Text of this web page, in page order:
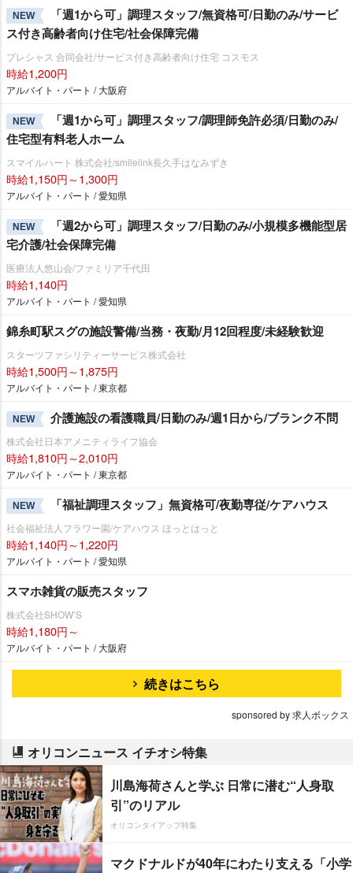
NEW
「週1から可」調理スタッフ/無資格可/日勤のみ/サービ
ス付き高齢者向け住宅/社会保障完備
プレシャス 合同会社/サービス付き高齢者向け住宅 コスモス
時給1,200円
アルバイト・パート / 大阪府
NEW
「週1から可」調理スタッフ/調理師免許必須/日勤のみ/
住宅型有料老人ホーム
スマイルハート 株式会社/smilelink長久手はなみずき
時給1,150円～1,300円
アルバイト・パート / 愛知県
NEW
「週2から可」調理スタッフ/日勤のみ/小規模多機能型居
宅介護/社会保障完備
医療法人悠山会/ファミリア千代田
時給1,140円
アルバイト・パート / 愛知県
錦糸町駅スグの施設警備/当務・夜勤/月12回程度/未経験歓迎
スターツファシリティーサービス株式会社
時給1,500円～1,875円
アルバイト・パート / 東京都
NEW 介護施設の看護職員/日勤のみ/週1日から/ブランク不問
株式会社日本アメニティライフ協会
時給1,810円～2,010円
アルバイト・パート / 東京都
NEW 「福祉調理スタッフ」無資格可/夜勤専従/ケアハウス
社会福祉法人フラワー園/ケアハウス ほっとはっと
時給1,140円～1,220円
アルバイト・パート / 愛知県
スマホ雑貨の販売スタッフ
株式会社SHOW’S
時給1,180円～
アルバイト・パート / 大阪府
続きはこちら
sponsored by 求人ボックス
オリコンニュース イチオシ特集
川島海荷さんと学ぶ 日常に潜む“人身取
引”のリアル
オリコンタイアップ特集
マクドナルドが40年にわたり支える「小学